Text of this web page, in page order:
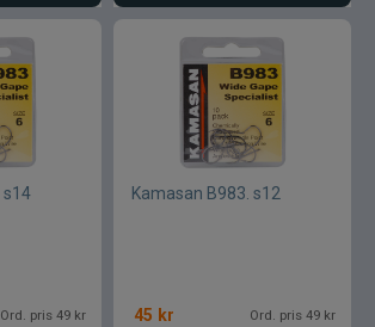
s14
Ord. pris 49 kr
Kamasan B983. s12
45 kr Ord. pris 49 kr